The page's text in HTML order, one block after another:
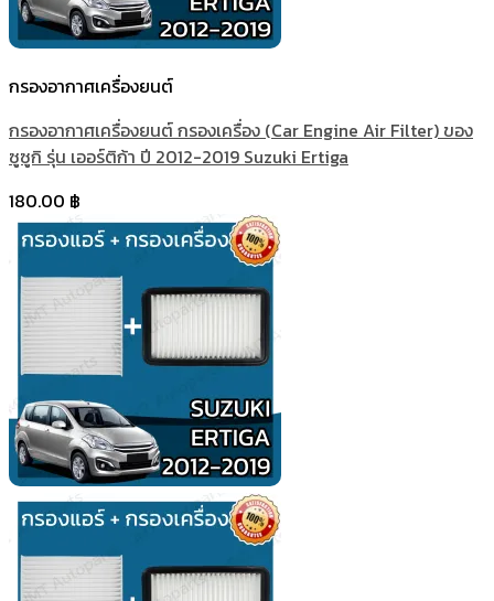
กรองอากาศเครื่องยนต์
กรองอากาศเครื่องยนต์ กรองเครื่อง (Car Engine Air Filter) ของ
ซูซูกิ รุ่น เออร์ติก้า ปี 2012-2019 Suzuki Ertiga
180.00 ฿